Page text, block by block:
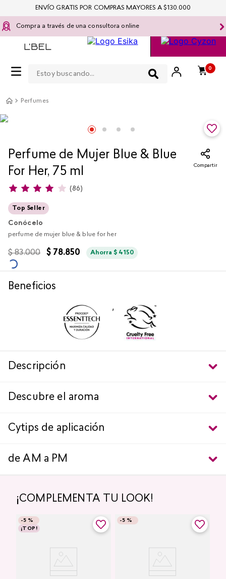
Compra a través de una consultora online
0
ENVÍO GRATIS POR COMPRAS MAYORES A $130.000
Perfumes
Perfume de Mujer Blue & Blue
For Her, 75 ml
Compartir
(86)
Top Seller
Conócelo
perfume de mujer blue & blue for her
$ 83.000 $ 78.850 Ahorra$ 4150
Beneficios
,
Descripción
Descubre el aroma
Cytips de aplicación
de AM a PM
¡COMPLEMENTA TU LOOK!
-5 %
¡TOP!
-5 %